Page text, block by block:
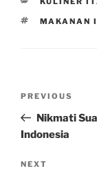
TAGS
MAKANAN
Previous
Post
PREVIOUS
Nikmati
Indonesia
Next
NEXT